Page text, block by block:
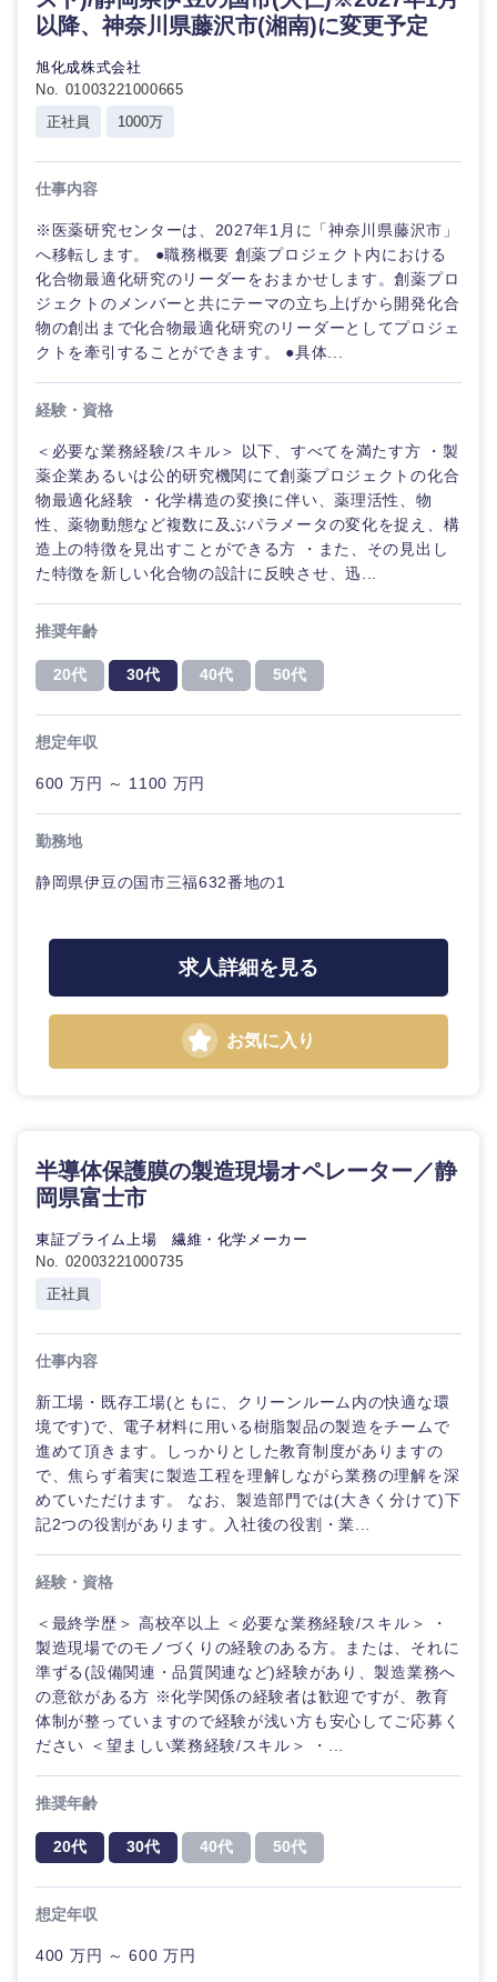
岡山県 広島県
山口県 徳島県
香川県 愛媛県
高知県
福岡県 佐賀県
鹿児島県
海外
以降、神奈川県藤沢市(湘南)に変更予定
旭化成株式会社
No. 01003221000665
正社員
1000万
仕事内容
※医薬研究センターは、2027年1月に「神奈川県藤沢市」
へ移転します。 ●職務概要 創薬プロジェクト内における
化合物最適化研究のリーダーをおまかせします。創薬プロ
ジェクトのメンバーと共にテーマの立ち上げから開発化合
物の創出まで化合物最適化研究のリーダーとしてプロジェ
クトを牽引することができます。 ●具体...
経験・資格
＜必要な業務経験/スキル＞ 以下、すべてを満たす方 ・製
薬企業あるいは公的研究機関にて創薬プロジェクトの化合
物最適化経験 ・化学構造の変換に伴い、薬理活性、物
性、薬物動態など複数に及ぶパラメータの変化を捉え、構
造上の特徴を見出すことができる方 ・また、その見出し
た特徴を新しい化合物の設計に反映させ、迅...
推奨年齢
20代 30代 40代 50代
想定年収
600 万円 ～ 1100 万円
勤務地
静岡県伊豆の国市三福632番地の1
求人詳細を見る
お気に入り
半導体保護膜の製造現場オペレーター／静
岡県富士市
東証プライム上場 繊維・化学メーカー
No. 02003221000735
正社員
仕事内容
新工場・既存工場(ともに、クリーンルーム内の快適な環
境です)で、電子材料に用いる樹脂製品の製造をチームで
進めて頂きます。しっかりとした教育制度がありますの
で、焦らず着実に製造工程を理解しながら業務の理解を深
めていただけます。 なお、製造部門では(大きく分けて)下
記2つの役割があります。入社後の役割・業...
経験・資格
＜最終学歴＞ 高校卒以上 ＜必要な業務経験/スキル＞ ・
製造現場でのモノづくりの経験のある方。または、それに
準ずる(設備関連・品質関連など)経験があり、製造業務へ
の意欲がある方 ※化学関係の経験者は歓迎ですが、教育
体制が整っていますので経験が浅い方も安心してご応募く
ださい ＜望ましい業務経験/スキル＞ ・...
推奨年齢
20代 30代 40代 50代
想定年収
400 万円 ～ 600 万円